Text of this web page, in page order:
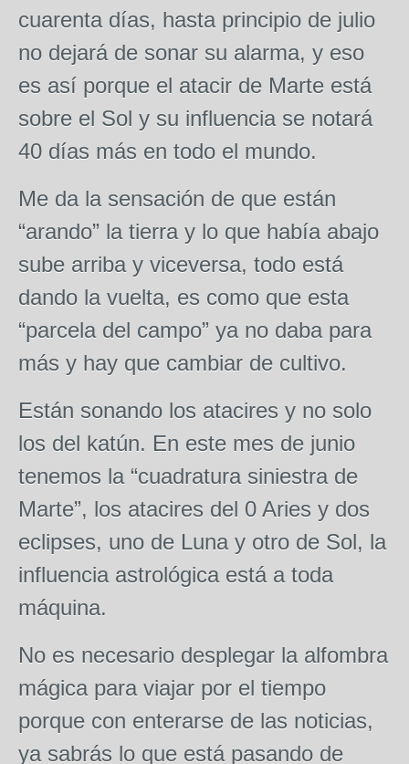
cuarenta días, hasta principio de julio
no dejará de sonar su alarma, y eso
es así porque el atacir de Marte está
sobre el Sol y su influencia se notará
40 días más en todo el mundo.
Me da la sensación de que están
“arando” la tierra y lo que había abajo
sube arriba y viceversa, todo está
dando la vuelta, es como que esta
“parcela del campo” ya no daba para
más y hay que cambiar de cultivo.
Están sonando los atacires y no solo
los del katún. En este mes de junio
tenemos la “cuadratura siniestra de
Marte”, los atacires del 0 Aries y dos
eclipses, uno de Luna y otro de Sol, la
influencia astrológica está a toda
máquina.
No es necesario desplegar la alfombra
mágica para viajar por el tiempo
porque con enterarse de las noticias,
ya sabrás lo que está pasando de